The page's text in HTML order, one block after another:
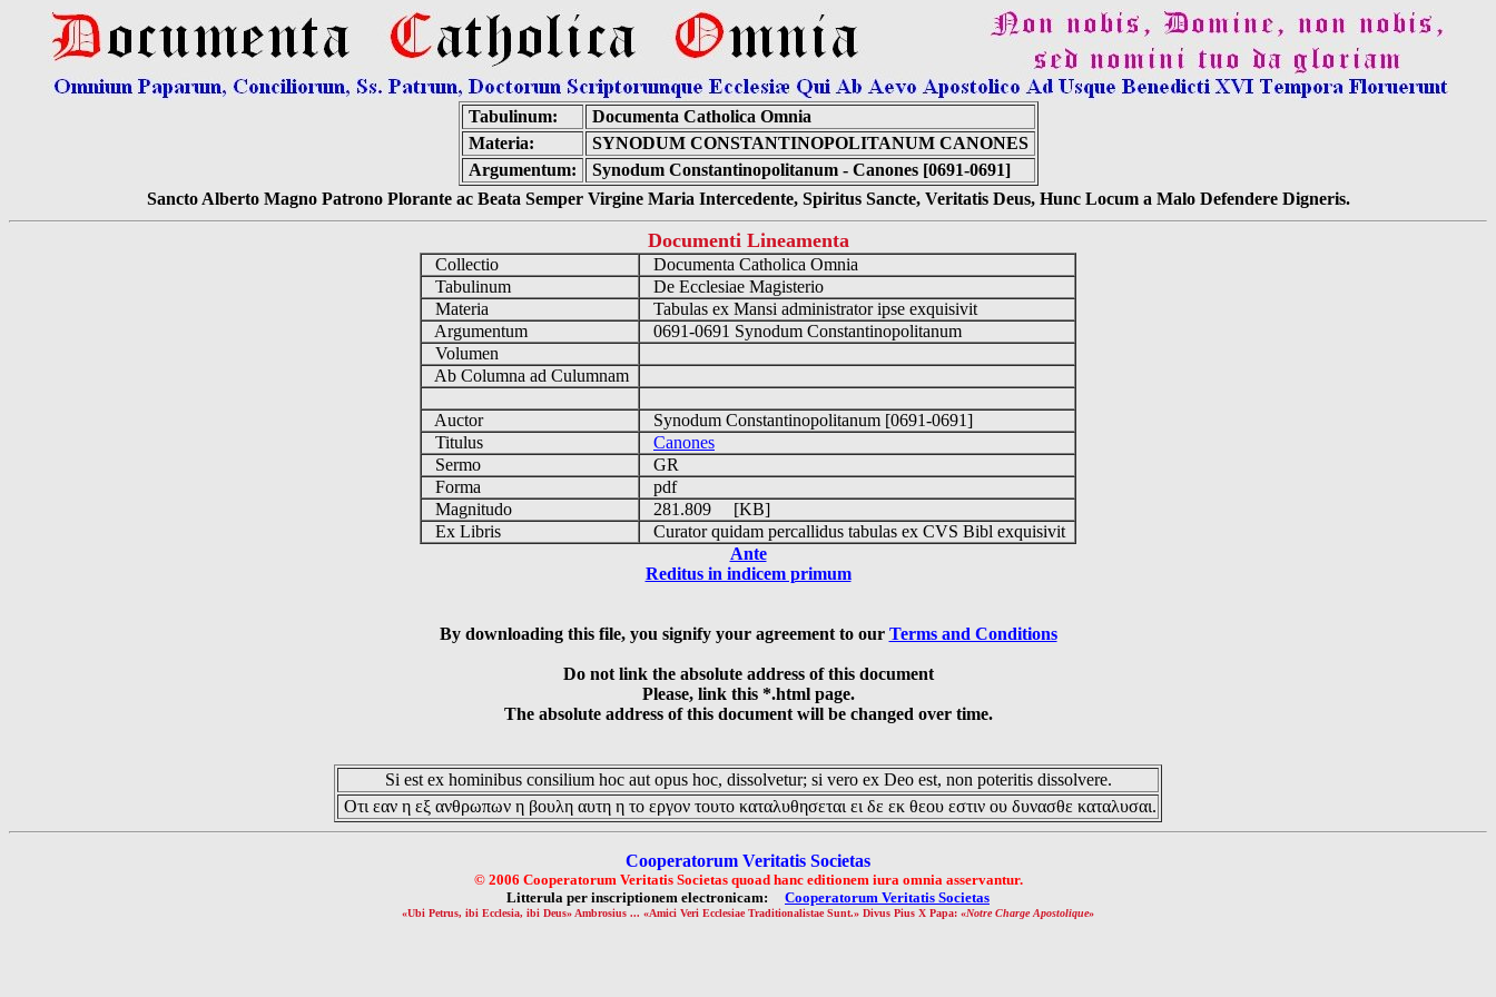
Tabulinum:
Documenta Catholica Omnia
Materia:
SYNODUM CONSTANTINOPOLITANUM CANONES
Argumentum:
Synodum Constantinopolitanum - Canones [0691-0691]
Sancto Alberto Magno Patrono Plorante ac Beata Semper Virgine Maria Intercedente, Spiritus Sancte, Veritatis Deus, Hunc Locum a Malo Defendere Digneris.
Documenti Lineamenta
Collectio
Documenta Catholica Omnia
Tabulinum
De Ecclesiae Magisterio
Materia
Tabulas ex Mansi administrator ipse exquisivit
Argumentum
0691-0691 Synodum Constantinopolitanum
Volumen
Ab Columna ad Culumnam
Auctor
Synodum Constantinopolitanum [0691-0691]
Titulus
Canones
Sermo
GR
Forma
pdf
Magnitudo
281.809 [KB]
Ex Libris
Curator quidam percallidus tabulas ex CVS Bibl exquisivit
Ante
Reditus in indicem primum
By downloading this file, you signify your agreement to our Terms and Conditions
Do not link the absolute address of this document
Please, link this *.html page.
The absolute address of this document will be changed over time.
Si est ex hominibus consilium hoc aut opus hoc, dissolvetur; si vero ex Deo est, non poteritis dissolvere.
Οτι εαν η εξ ανθρωπων η βουλη αυτη η το εργον τουτο καταλυθησεται ει δε εκ θεου εστιν ου δυνασθε καταλυσαι.
Cooperatorum Veritatis Societas
© 2006 Cooperatorum Veritatis Societas quoad hanc editionem iura omnia asservantur.
Litterula per inscriptionem electronicam: Cooperatorum Veritatis Societas
«Ubi Petrus, ibi Ecclesia, ibi Deus» Ambrosius ... «Amici Veri Ecclesiae Traditionalistae Sunt.» Divus Pius X Papa: «Notre Charge Apostolique»